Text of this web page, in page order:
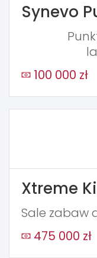
Synevo
100 000 zł
Xtreme
Sale zabaw
475 000 zł